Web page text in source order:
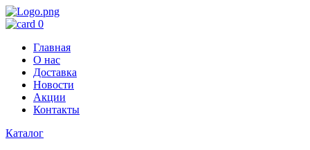
0
Главная
О нас
Доставка
Новости
Акции
Контакты
Каталог